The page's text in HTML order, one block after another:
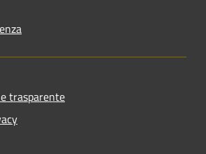
trasparente